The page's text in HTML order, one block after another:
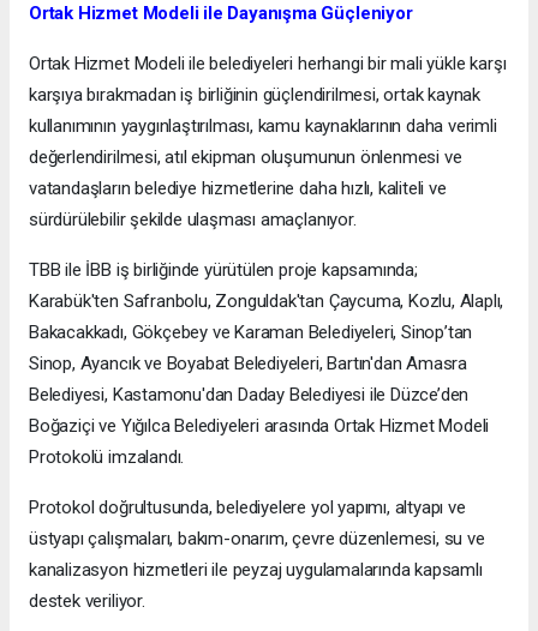
Ortak Hizmet Modeli ile Dayanışma Güçleniyor
Ortak Hizmet Modeli ile belediyeleri herhangi bir mali yükle karşı
karşıya bırakmadan iş birliğinin güçlendirilmesi, ortak kaynak
kullanımının yaygınlaştırılması, kamu kaynaklarının daha verimli
değerlendirilmesi, atıl ekipman oluşumunun önlenmesi ve
vatandaşların belediye hizmetlerine daha hızlı, kaliteli ve
sürdürülebilir şekilde ulaşması amaçlanıyor.
TBB ile İBB iş birliğinde yürütülen proje kapsamında;
Karabük'ten Safranbolu, Zonguldak'tan Çaycuma, Kozlu, Alaplı,
Bakacakkadı, Gökçebey ve Karaman Belediyeleri, Sinop’tan
Sinop, Ayancık ve Boyabat Belediyeleri, Bartın'dan Amasra
Belediyesi, Kastamonu'dan Daday Belediyesi ile Düzce’den
Boğaziçi ve Yığılca Belediyeleri arasında Ortak Hizmet Modeli
Protokolü imzalandı.
Protokol doğrultusunda, belediyelere yol yapımı, altyapı ve
üstyapı çalışmaları, bakım-onarım, çevre düzenlemesi, su ve
kanalizasyon hizmetleri ile peyzaj uygulamalarında kapsamlı
destek veriliyor.